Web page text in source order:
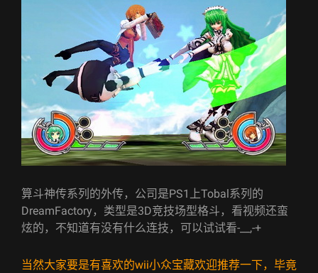
算斗神传系列的外传，公司是PS1上Tobal系列的
DreamFactory，类型是3D竞技场型格斗，看视频还蛮
炫的，不知道有没有什么连技，可以试试看-__,-+
当然大家要是有喜欢的wii小众宝藏欢迎推荐一下，毕竟